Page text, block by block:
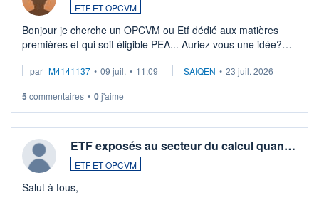
ETF ET OPCVM
Bonjour je cherche un OPCVM ou Etf dédié aux matières
premières et qui soit éligible PEA... Auriez vous une idée?
par M4141137 • 09 juil. • 11:09 SAIQEN • 23 juil. 2026
5 commentaires • 0j'aime
ETF exposés au secteur du calcul quan…
ETF ET OPCVM
Salut à tous,